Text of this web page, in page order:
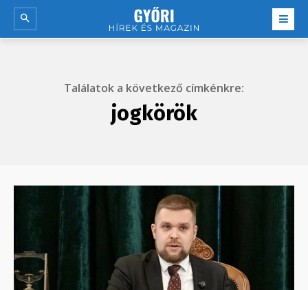
Találatok a következő címkénkre:
jogkörök